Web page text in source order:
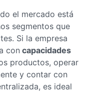
el mercado está
segmentos que
Si la empresa
con capacidades
productos, operar
y contar con
es ideal